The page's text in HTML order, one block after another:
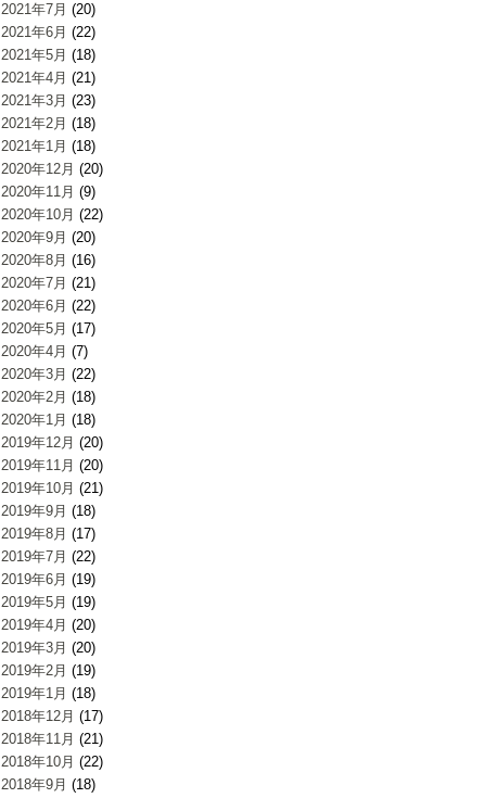
2021年7月 (20)
2021年6月 (22)
2021年5月 (18)
2021年4月 (21)
2021年3月 (23)
2021年2月 (18)
2021年1月 (18)
2020年12月 (20)
2020年11月 (9)
2020年10月 (22)
2020年9月 (20)
2020年8月 (16)
2020年7月 (21)
2020年6月 (22)
2020年5月 (17)
2020年4月 (7)
2020年3月 (22)
2020年2月 (18)
2020年1月 (18)
2019年12月 (20)
2019年11月 (20)
2019年10月 (21)
2019年9月 (18)
2019年8月 (17)
2019年7月 (22)
2019年6月 (19)
2019年5月 (19)
2019年4月 (20)
2019年3月 (20)
2019年2月 (19)
2019年1月 (18)
2018年12月 (17)
2018年11月 (21)
2018年10月 (22)
2018年9月 (18)